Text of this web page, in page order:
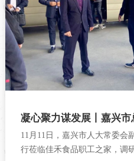
11月11日，嘉兴市人大常委会
行莅临佳禾食品职工之家，调